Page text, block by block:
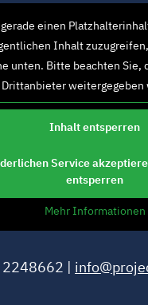
einen
Inhalt
unten. Bitte beachten Sie,
Drittanbieter weitergegeben
Inhalt entsperren
Service
entsperren
Mehr Informationen
|